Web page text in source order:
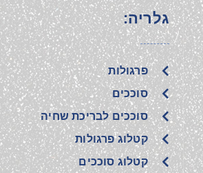
גלריה:
פרגולות
סוככים
סוככים לבריכת שחיה
קטלוג פרגולות
קטלוג סוככים